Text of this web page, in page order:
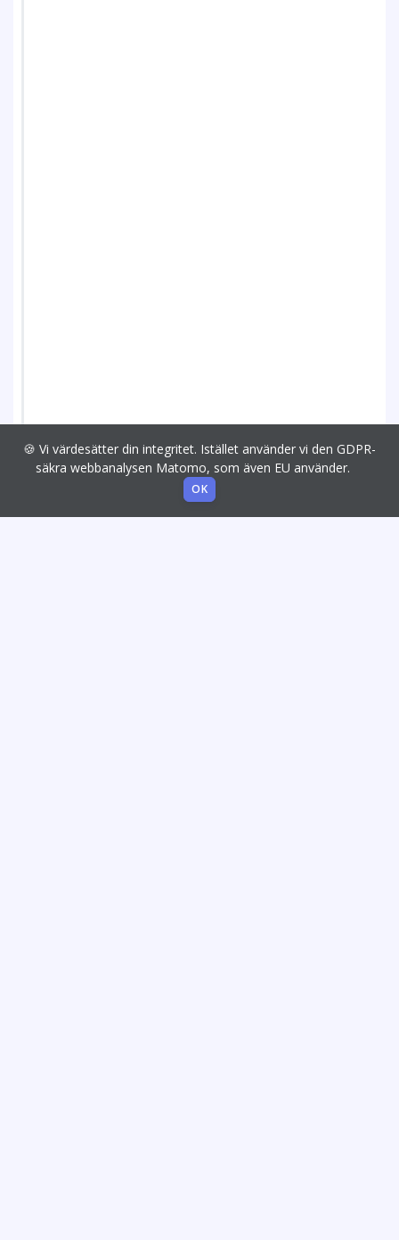
🍪 Vi värdesätter din integritet. Istället använder vi den GDPR-
säkra webbanalysen Matomo, som även EU använder.
OK